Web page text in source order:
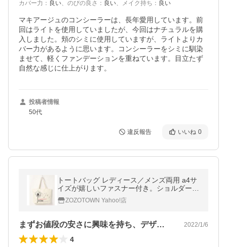
カバー力 ： 良い、 のびの良さ ： 良い、 メイク持ち ： 良い
マキアージュのコンシーラーは、長年愛用しています。前
回はライトを使用していましたが、今回はナチュラルを購
入しました。頬のシミに使用していますが、ライトよりカ
バー力があるように思います。コンシーラーをシミに馴染
ませて、軽くファンデーションを重ねています。目立たず
自然な感じに仕上がります。
投稿者情報
50代
違反報告 いいね 0
トートバッグ レディース／メンズ両用 a4サ
イズが嬉しいファスナー付き。ショルダーに
も使える2wayキャンバストートバッグ レデ
ィース メンズ
ZOZOTOWN Yahoo!店
まずお値段の安さに興味を持ち、デザイン… 2022/1/6
4